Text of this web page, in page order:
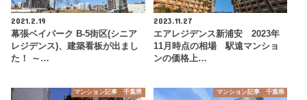
2021.2.19
幕張ベイパーク B-5街区(シニア
レジデンス)、建築看板が出まし
た！ ～…
2023.11.27
エアレジデンス新浦安 2023年
11月時点の相場 駅遠マンショ
ンの価格上…
マンション記事 千葉県 マンション記事 千葉県